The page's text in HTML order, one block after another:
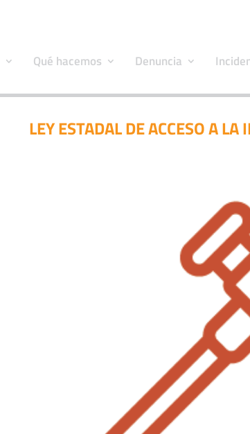
Qué hacemos Denuncia
LEY ESTADAL DE ACCESO A